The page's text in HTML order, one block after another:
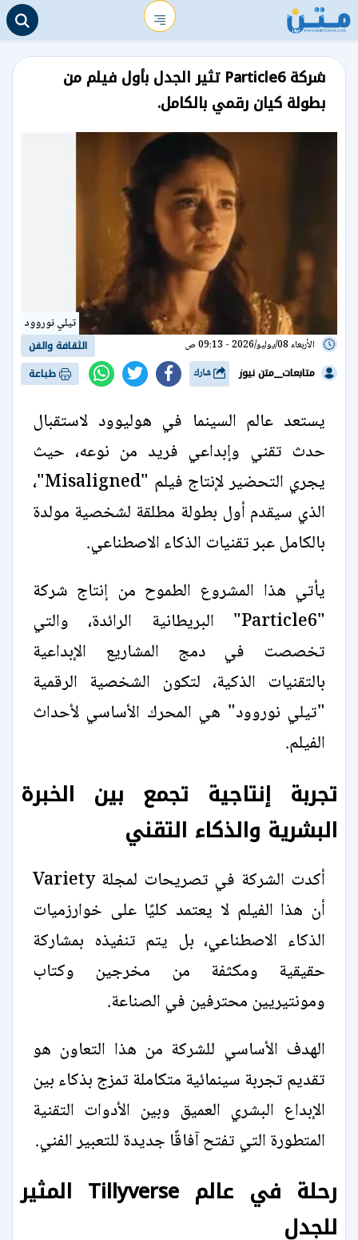
شركة Particle6 تثير الجدل بأول فيلم من
بطولة كيان رقمي بالكامل.
تيلي نوروود
الأربعاء 08/يوليو/2026 - 09:13 ص
الثقافة والفن
متابعات__متن نيوز
طباعة
يستعد عالم السينما في هوليوود لاستقبال
حدث تقني وإبداعي فريد من نوعه، حيث
يجري التحضير لإنتاج فيلم "Misaligned"،
الذي سيقدم أول بطولة مطلقة لشخصية مولدة
بالكامل عبر تقنيات الذكاء الاصطناعي.
يأتي هذا المشروع الطموح من إنتاج شركة
"Particle6" البريطانية الرائدة، والتي
تخصصت في دمج المشاريع الإبداعية
بالتقنيات الذكية، لتكون الشخصية الرقمية
"تيلي نوروود" هي المحرك الأساسي لأحداث
الفيلم.
تجربة إنتاجية تجمع بين الخبرة
البشرية والذكاء التقني
أكدت الشركة في تصريحات لمجلة Variety
أن هذا الفيلم لا يعتمد كليًا على خوارزميات
الذكاء الاصطناعي، بل يتم تنفيذه بمشاركة
حقيقية ومكثفة من مخرجين وكتاب
ومونتيريين محترفين في الصناعة.
الهدف الأساسي للشركة من هذا التعاون هو
تقديم تجربة سينمائية متكاملة تمزج بذكاء بين
الإبداع البشري العميق وبين الأدوات التقنية
المتطورة التي تفتح آفاقًا جديدة للتعبير الفني.
رحلة في عالم Tillyverse المثير
للجدل